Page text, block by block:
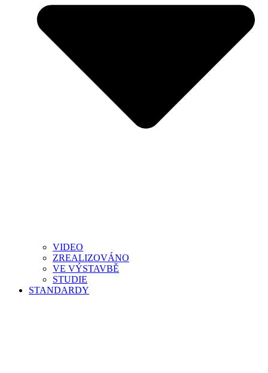
VIDEO
ZREALIZOVÁNO
VE VÝSTAVBĚ
STUDIE
STANDARDY